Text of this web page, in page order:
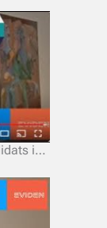
La CFDT Atos interpelle les candidats investisseurs et le Gouvernement.